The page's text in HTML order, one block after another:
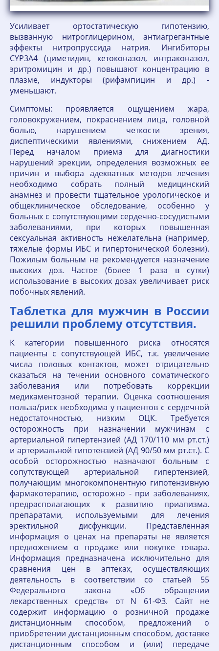
Усиливает ортостатическую гипотензию,
вызванную нитроглицерином, антиагрегантные
эффекты нитропруссида натрия. Ингибиторы
CYР3А4 (циметидин, кетоконазол, интраконазол,
эритромицин и др.) повышают концентрацию в
плазме, индукторы (рифампицин и др.) -
уменьшают.
Симптомы: проявляется ощущением жара,
головокружением, покраснением лица, головной
болью, нарушением четкости зрения,
диспептическими явлениями, снижением АД.
Перед началом приема для диагностики
нарушений эрекции, определения возможных ее
причин и выбора адекватных методов лечения
необходимо собрать полный медицинский
анамнез и провести тщательное урологическое и
общеклиническое обследование, особенно у
больных с сопутствующими сердечно-сосудистыми
заболеваниями, при которых повышенная
сексуальная активность нежелательна (например,
тяжелые формы ИБС и гипертонической болезни).
Пожилым больным не рекомендуется назначение
высоких доз. Частое (более 1 раза в сутки)
использование в высоких дозах увеличивает риск
побочных явлений.
Таблетка для мужчин в России
решили проблему отсутствия.
К категории повышенного риска относятся
пациенты с сопутствующей ИБС, т.к. увеличение
числа половых контактов, может отрицательно
сказаться на течении основного соматического
заболевания или потребовать коррекции
медикаментозной терапии. Оценка соотношения
польза/риск необходима у пациентов с сердечной
недостаточностью, низким ОЦК. Требуется
осторожность при назначении мужчинам с
артериальной гипертензией (АД 170/110 мм рт.ст.)
и артериальной гипотензией (АД 90/50 мм рт.ст.). С
особой осторожностью назначают больным с
сопутствующей артериальной гипертензией,
получающим многокомпонентную гипотензивную
фармакотерапию, осторожно - при заболеваниях,
предрасполагающих к развитию приапизма.
препаратами, используемыми для лечения
эректильной дисфункции. Представленная
информация о ценах на препараты не является
предложением о продаже или покупке товара.
Информация предназначена исключительно для
сравнения цен в аптеках, осуществляющих
деятельность в соответствии со статьей 55
Федерального закона «Об обращении
лекарственных средств» от N 61-ФЗ. Сайт не
содержит информацию о розничной продаже
дистанционным способом, предложений о
приобретении дистанционным способом, доставке
дистанционным способом и (или) передаче